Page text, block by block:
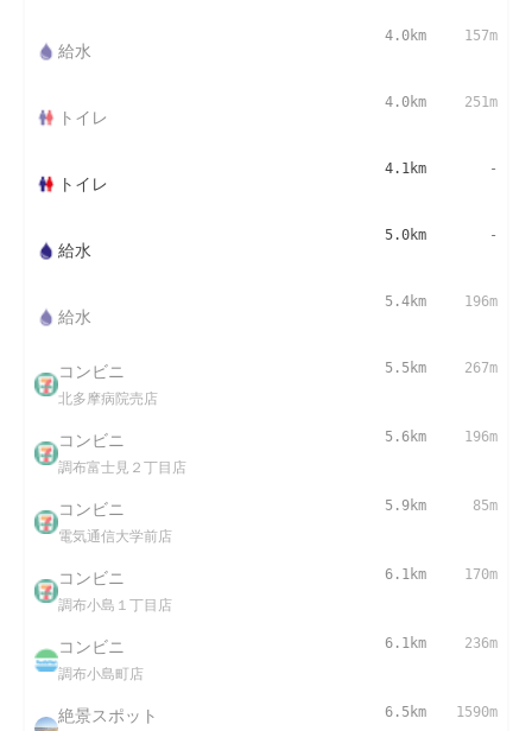
給水
4.0km 157m
トイレ
4.0km 251m
トイレ
4.1km -
給水
5.0km -
給水
5.4km 196m
コンビニ
北多摩病院売店
5.5km 267m
コンビニ
調布富士見２丁目店
5.6km 196m
コンビニ
電気通信大学前店
5.9km 85m
コンビニ
調布小島１丁目店
6.1km 170m
コンビニ
調布小島町店
6.1km 236m
絶景スポット 6.5km 1590m